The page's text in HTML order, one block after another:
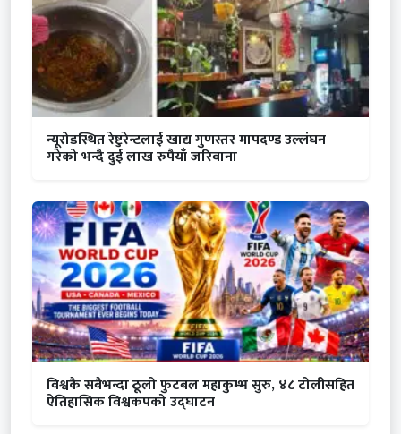
न्यूरोडस्थित रेष्टुरेन्टलाई खाद्य गुणस्तर मापदण्ड उल्लंघन
गरेको भन्दै दुई लाख रुपैयाँ जरिवाना
विश्वकै सबैभन्दा ठूलो फुटबल महाकुम्भ सुरु, ४८ टोलीसहित
ऐतिहासिक विश्वकपको उद्घाटन